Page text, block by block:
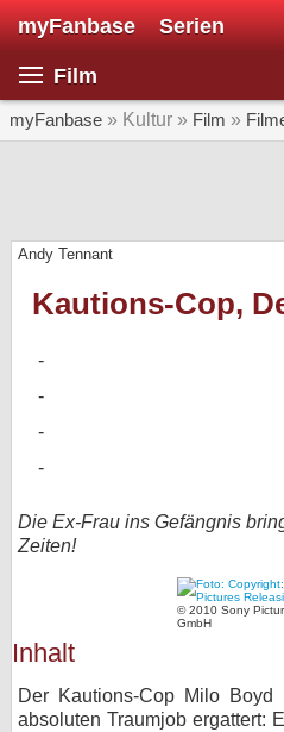
myFanbase Serien
Film
myFanbase » Kultur » Film »
Andy Tennant
Kautions-Cop,
Die Ex-Frau ins Gefängnis
Zeiten!
© 2010 Sony
GmbH
Inhalt
Der Kautions-Cop Milo Boyd
absoluten Traumjob ergattert:
SERIEN
bei